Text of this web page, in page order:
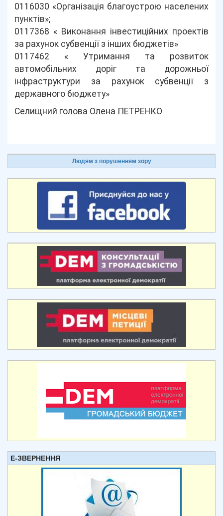
0116030 «Організація благоустрою населених
пунктів»;
0117368 « Виконання інвестиційних проектів
за рахунок субвенції з інших бюджетів»
0117462 « Утримання та розвиток
автомобільних доріг та дорожньої
інфраструктури за рахунок субвенції з
державного бюджету»
Селищний голова Олена ПЕТРЕНКО
Людям з порушенням зору
Е-ЗВЕРНЕННЯ